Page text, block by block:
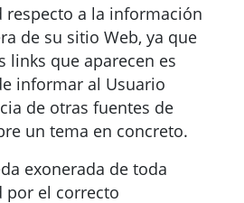
respecto a la información
de su sitio Web, ya que
links que aparecen es
informar al Usuario
de otras fuentes de
un tema en concreto.
exonerada de toda
por el correcto